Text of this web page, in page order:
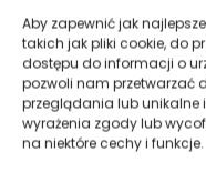
Aby zapewnić jak
takich jak pliki cookie, do
dostępu do informacji o
pozwoli nam przetwarzać
przeglądania lub unikalne
wyrażenia zgody lub
na niektóre cechy i funkcje.
intensywna
trwały efekt
łatwe
eleganckie